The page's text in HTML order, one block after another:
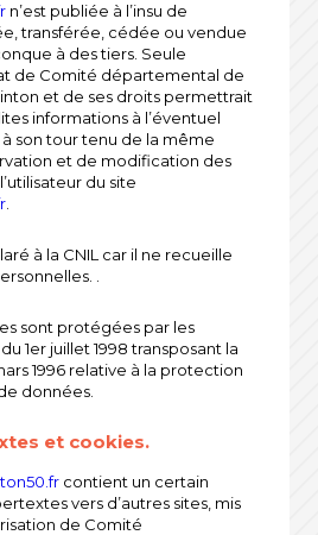
n’est publiée à l’insu de
transférée, cédée ou vendue
à des tiers. Seule
de Comité départemental de
et de ses droits permettrait
informations à l’éventuel
son tour tenu de la même
et de modification des
du site
à la CNIL car il ne recueille
.
sont protégées par les
1er juillet 1998 transposant la
1996 relative à la protection
données.
et cookies.
contient un certain
vers d’autres sites, mis
de Comité